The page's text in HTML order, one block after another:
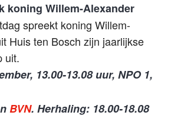
koning Willem-Alexander
spreekt koning Willem-
Huis ten Bosch zijn jaarlijkse
uit.
13.00-13.08 uur, NPO 1,
BVN. Herhaling: 18.00-18.08